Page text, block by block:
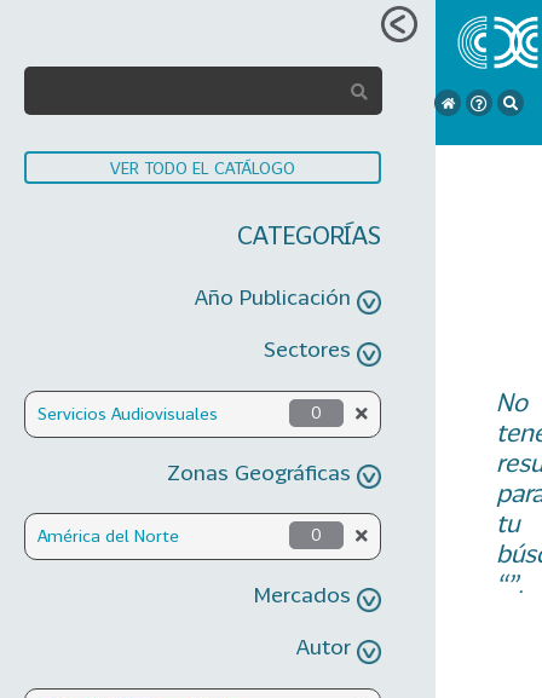
VER TODO EL CATÁLOGO
CATEGORÍAS
Año Publicación
Sectores
Servicios Audiovisuales 0
Zonas Geográficas
América del Norte 0
Mercados
Autor
No
tu
“”.